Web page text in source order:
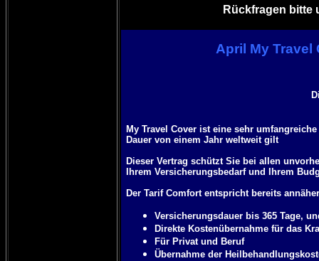
Rückfragen bitte
April My Travel
My Travel Cover ist eine sehr
Dauer von einem Jahr weltweit gilt
Dieser Vertrag schützt Sie bei allen
Ihrem Versicherungsbedarf und Ihrem
Der Tarif Comfort entspricht bereits
Versicherungsdauer bis 365 Tage,
Direkte Kostenübernahme für das
Für Privat und Beruf
Übernahme der